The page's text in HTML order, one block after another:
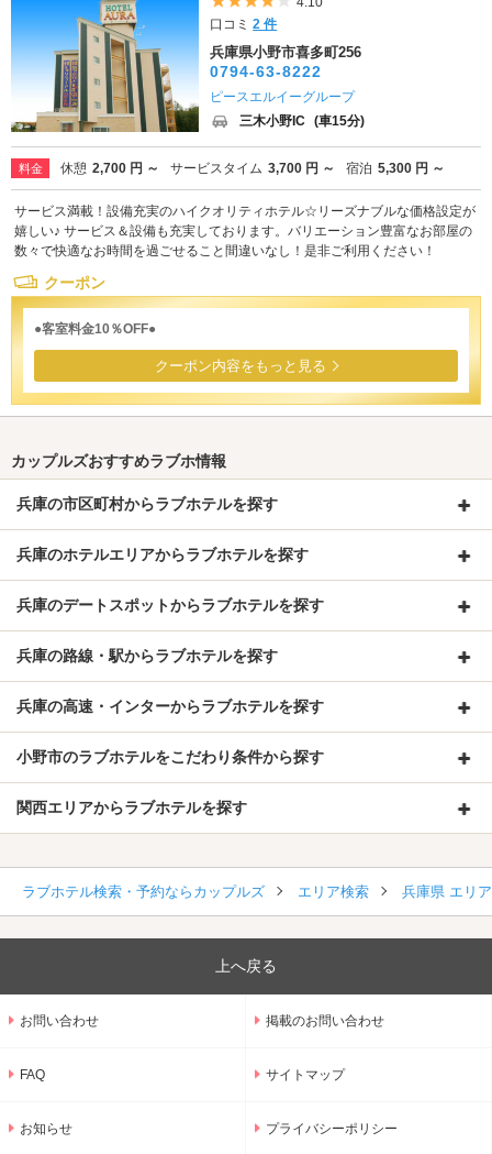
口コミ2 件
兵庫県小野市喜多町256
0794-63-8222
ピースエルイーグループ
三木小野IC (車15分)
料金 休憩 2,700 円 ～ サービスタイム 3,700 円 ～ 宿泊 5,300 円 ～
サービス満載！設備充実のハイクオリティホテル☆リーズナブルな価格設定が
嬉しい♪ サービス＆設備も充実しております。バリエーション豊富なお部屋の
数々で快適なお時間を過ごせること間違いなし！是非ご利用ください！
クーポン
●客室料金10％OFF●
クーポン内容をもっと見る
カップルズおすすめラブホ情報
兵庫の市区町村からラブホテルを探す
兵庫のホテルエリアからラブホテルを探す
兵庫のデートスポットからラブホテルを探す
兵庫の路線・駅からラブホテルを探す
兵庫の高速・インターからラブホテルを探す
小野市のラブホテルをこだわり条件から探す
関西エリアからラブホテルを探す
ラブホテル検索・予約ならカップルズ エリア検索 兵庫県 エリ
上へ戻る
お問い合わせ 掲載のお問い合わせ
FAQ サイトマップ
お知らせ プライバシーポリシー